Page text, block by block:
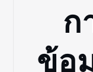
ก
ข้อ